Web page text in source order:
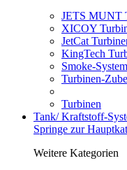
JETS MUNT
XICOY
JetCat
KingTech
Smoke-
Turbinen-
Turbinen
Tank/ Kraftstoff-
Springe zur
Weitere Kategorien